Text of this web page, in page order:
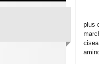
plus